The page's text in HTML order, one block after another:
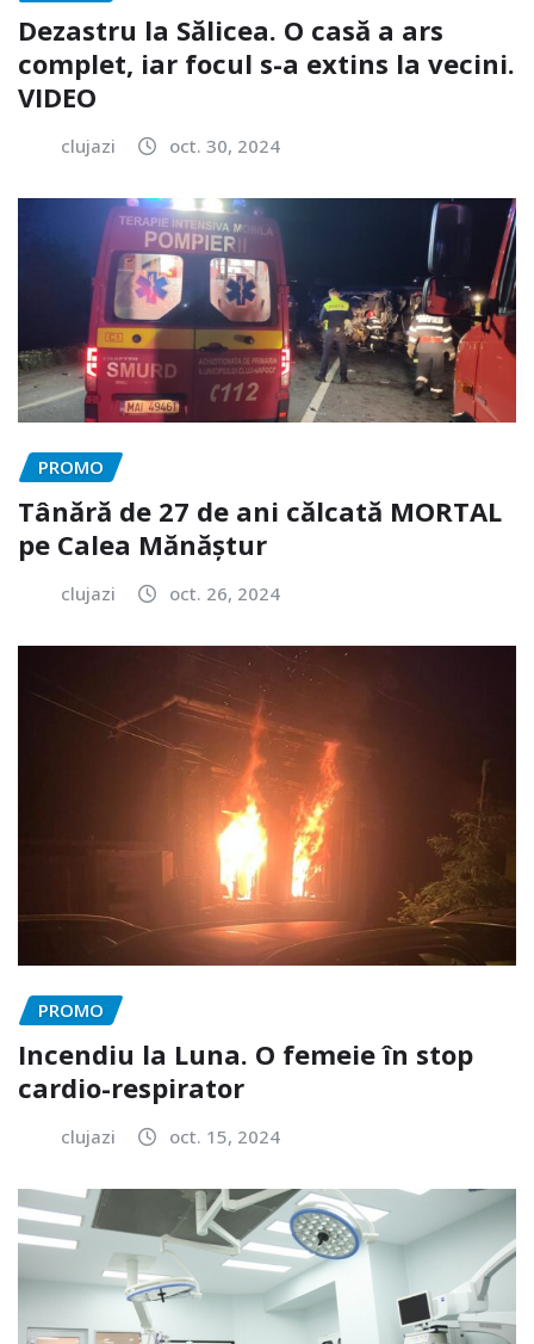
Dezastru la Sălicea. O casă a ars
complet, iar focul s-a extins la vecini.
VIDEO
clujazi oct. 30, 2024
PROMO
Tânără de 27 de ani călcată MORTAL
pe Calea Mănăștur
clujazi oct. 26, 2024
PROMO
Incendiu la Luna. O femeie în stop
cardio-respirator
clujazi oct. 15, 2024